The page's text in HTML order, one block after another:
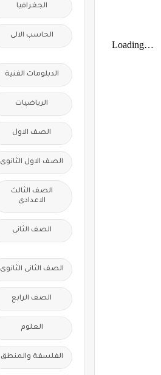
الجغرافيا
الحاسب الالى
الدبلومات الفنية
الرياضيات
الصف الاول
الصف الاول الثانوى
الصف الثالث
الاعدادى
الصف الثانى
الصف الثانى الثانوى
الصف الرابع
العلوم
الفلسفة والمنطق